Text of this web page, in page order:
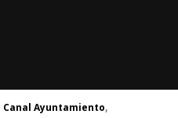
Canal Ayuntamiento,